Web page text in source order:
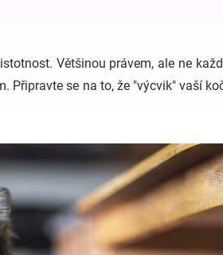
Většinou právem, ale ne
Připravte se na to, že "výcvik" vaší